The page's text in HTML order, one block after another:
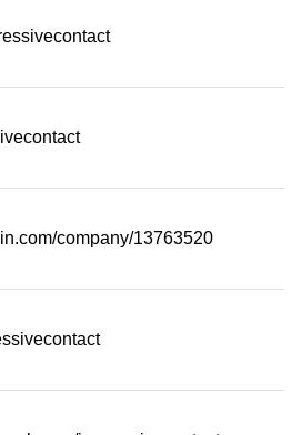
company/13763520